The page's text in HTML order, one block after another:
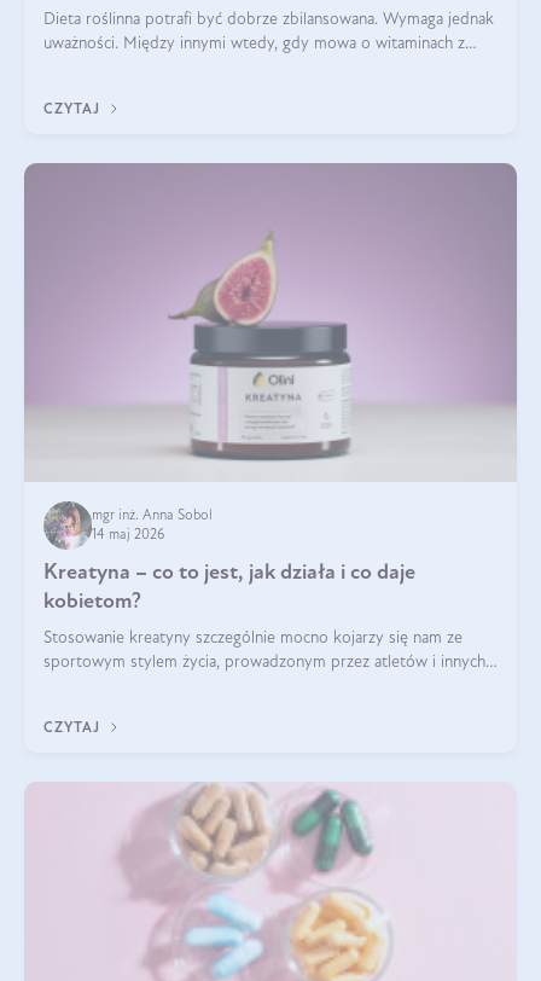
Dieta roślinna potrafi być dobrze zbilansowana. Wymaga jednak
uważności. Między innymi wtedy, gdy mowa o witaminach z
CZYTAJ
mgr inż. Anna Sobol
14 maj 2026
Kreatyna – co to jest, jak działa i co daje
kobietom?
Stosowanie kreatyny szczególnie mocno kojarzy się nam ze
sportowym stylem życia, prowadzonym przez atletów i innych
zwiększa masę
CZYTAJ